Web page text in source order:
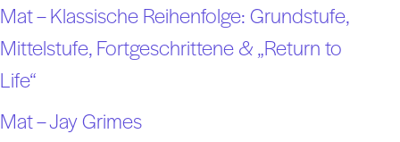
Mat – Klassische Reihenfolge: Grundstufe,
Mittelstufe, Fortgeschrittene & „Return to
Life“
Mat – Jay Grimes